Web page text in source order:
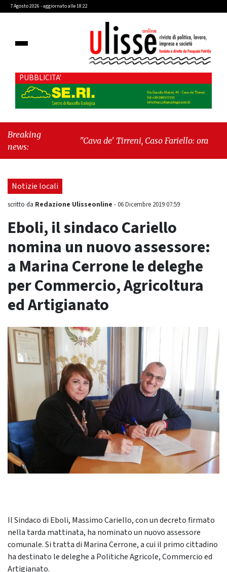
7 Agosto 2026 - aggiornato alle 18:22
PUBBLICITA'
Breaking
news:
"Cava de' Tirreni, Caso Fariello: ora torniamo
Notizie locali
scritto da Redazione Ulisseonline -06 Dicembre 2019 07:59
Eboli, il sindaco Cariello
nomina un nuovo assessore:
a Marina Cerrone le deleghe
per Commercio, Agricoltura
ed Artigianato
Il Sindaco di Eboli, Massimo Cariello, con un decreto firmato
nella tarda mattinata, ha nominato un nuovo assessore
comunale. Si tratta di Marina Cerrone, a cui il primo cittadino
ha destinato le deleghe a Politiche Agricole, Commercio ed
Artigianato.